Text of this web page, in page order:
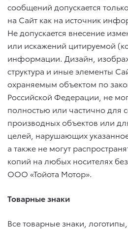
сообщений допускается
на Сайт как на источник
Не допускается внесение
или искажений цитируемой
информации. Дизайн,
структура и иные элементы
охраняемым объектом по
Российской Федерации, не
полностью или частично для
производных объектов или
целей, нарушающих указанное
а также не могут
копий на любых носителях
ООО «Тойота Мотор».
Товарные знаки
Все товарные знаки,